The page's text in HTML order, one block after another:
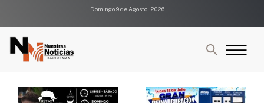
Domingo 9 de Agosto, 2026